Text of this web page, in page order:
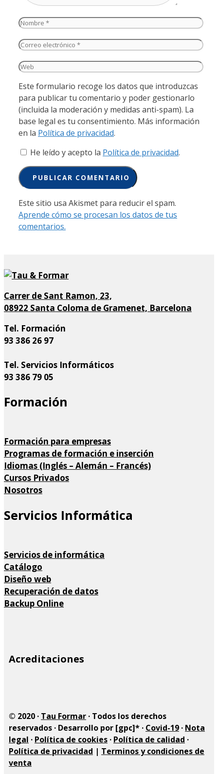
Nombre
Correo
Web
Este formulario recoge los datos que introduzcas
para publicar tu comentario y poder gestionarlo
(incluida la moderación y medidas anti-spam). La
base legal es tu consentimiento. Más información
en la Política de privacidad.
He leído y acepto la Política de privacidad.
Este sitio usa Akismet para reducir el spam.
Aprende cómo se procesan los datos de tus
comentarios.
Carrer de Sant Ramon, 23,
08922 Santa Coloma de Gramenet, Barcelona
Tel. Formación
93 386 26 97
Tel. Servicios Informáticos
93 386 79 05
Formación
Formación para empresas
Programas de formación e inserción
Idiomas (Inglés – Alemán – Francés)
Cursos Privados
Nosotros
Servicios Informática
Servicios de informática
Catálogo
Diseño web
Recuperación de datos
Backup Online
Site
Acreditaciones
© 2020 · Tau Formar · Todos los derechos
reservados · Desarrollo por [gpc]* · Covid-19 · Nota
legal · Política de cookies · Política de calidad ·
Política de privacidad | Terminos y condiciones de
venta